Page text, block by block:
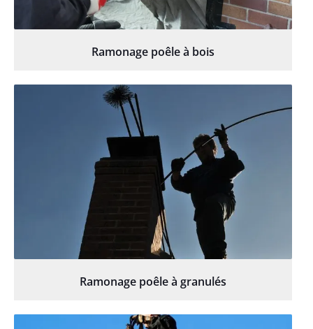
Ramonage poêle à bois
Ramonage poêle à granulés